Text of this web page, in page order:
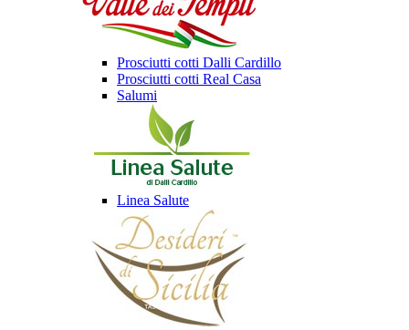
Prosciutti cotti Dalli Cardillo
Prosciutti cotti Real Casa
Salumi
Linea Salute